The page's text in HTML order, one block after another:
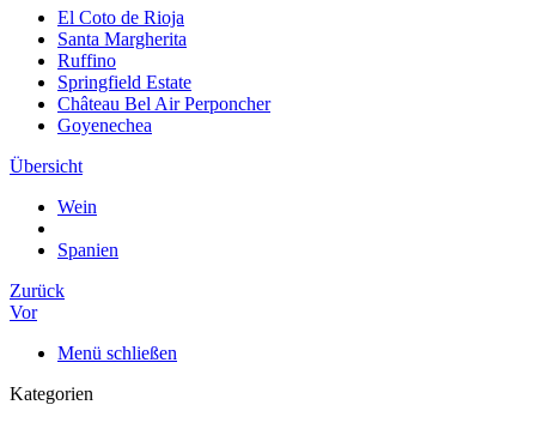
El Coto de Rioja
Santa Margherita
Ruffino
Springfield Estate
Château Bel Air Perponcher
Goyenechea
Übersicht
Wein
Spanien
Zurück
Vor
Menü schließen
Kategorien